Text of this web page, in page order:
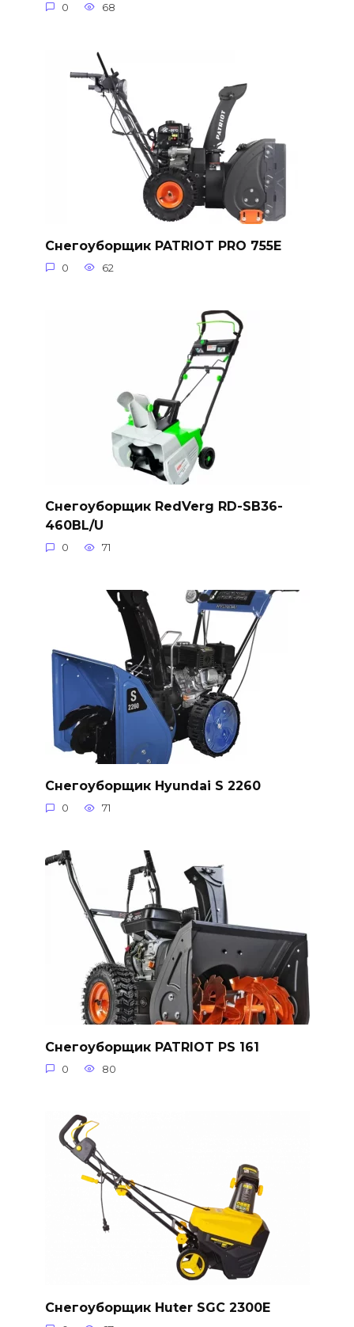
0 68
Снегоуборщик PATRIOT PRO 755E
0 62
Снегоуборщик RedVerg RD-SB36-
460BL/U
0 71
Снегоуборщик Hyundai S 2260
0 71
Снегоуборщик PATRIOT PS 161
0 80
Снегоуборщик Huter SGC 2300E